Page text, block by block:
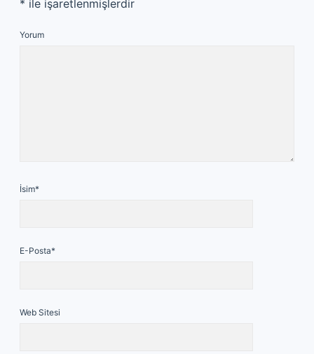
* ile işaretlenmişlerdir
Yorum
İsim*
E-Posta*
Web Sitesi